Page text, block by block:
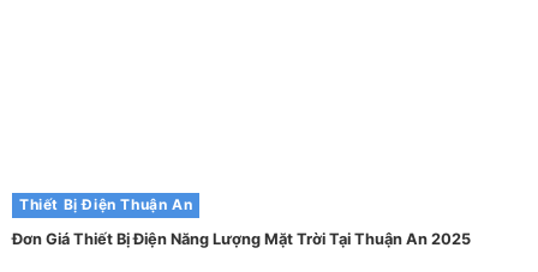
Thiết Bị Điện Thuận An
Đơn Giá Thiết Bị Điện Năng Lượng Mặt Trời Tại Thuận An 2025